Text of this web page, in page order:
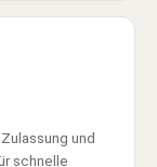
und
schnelle